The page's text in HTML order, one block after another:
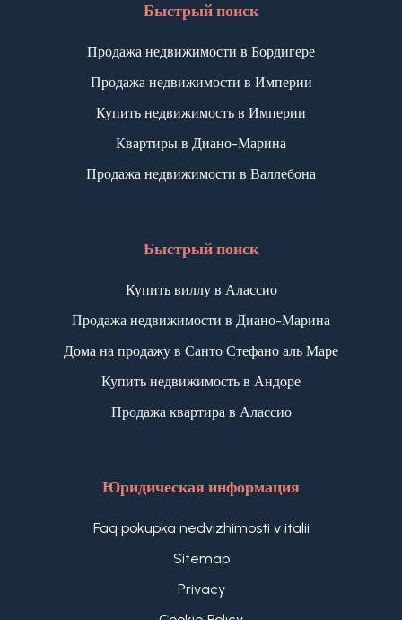
Быстрый поиск
Продажа недвижимости в Бордигере
Продажа недвижимости в Империи
Купить недвижимость в Империи
Квартиры в Диано-Марина
Продажа недвижимости в Валлебона
Быстрый поиск
Купить виллу в Алассио
Продажа недвижимости в Диано-Марина
Дома на продажу в Санто Стефано аль Маре
Купить недвижимость в Андоре
Продажа квартира в Алассио
Юридическая информация
Faq pokupka nedvizhimosti v italii
Sitemap
Privacy